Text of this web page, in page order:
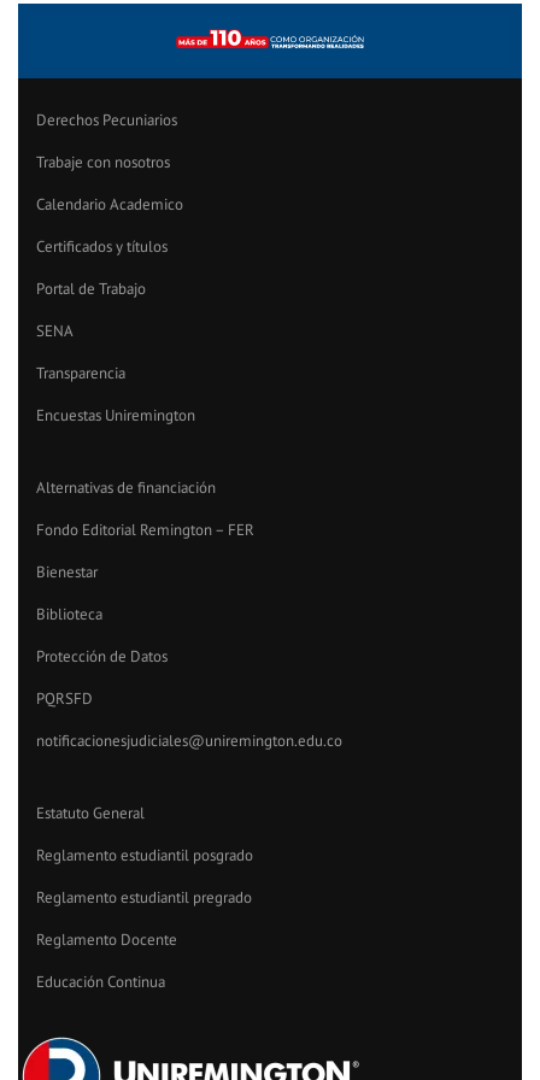
Derechos Pecuniarios
Trabaje con nosotros
Calendario Academico
Certificados y títulos
Portal de Trabajo
SENA
Transparencia
Encuestas Uniremington
Alternativas de financiación
Fondo Editorial Remington – FER
Bienestar
Biblioteca
Protección de Datos
PQRSFD
notificacionesjudiciales@uniremington.edu.co
Estatuto General
Reglamento estudiantil posgrado
Reglamento estudiantil pregrado
Reglamento Docente
Educación Continua